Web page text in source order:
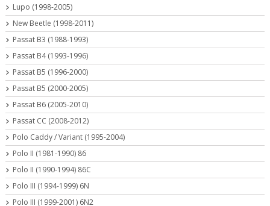
Lupo (1998-2005)
New Beetle (1998-2011)
Passat B3 (1988-1993)
Passat B4 (1993-1996)
Passat B5 (1996-2000)
Passat B5 (2000-2005)
Passat B6 (2005-2010)
Passat CC (2008-2012)
Polo Caddy / Variant (1995-2004)
Polo II (1981-1990) 86
Polo II (1990-1994) 86C
Polo III (1994-1999) 6N
Polo III (1999-2001) 6N2